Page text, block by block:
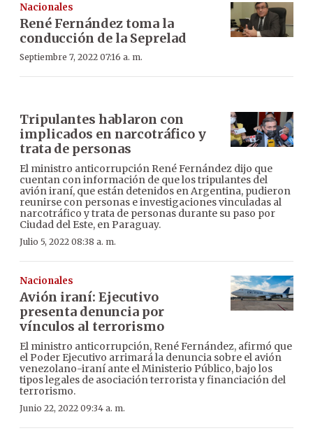
Nacionales
René Fernández toma la
conducción de la Seprelad
Septiembre 7, 2022 07:16 a. m.
Tripulantes hablaron con
implicados en narcotráfico y
trata de personas
El ministro anticorrupción René Fernández dijo que
cuentan con información de que los tripulantes del
avión iraní, que están detenidos en Argentina, pudieron
reunirse con personas e investigaciones vinculadas al
narcotráfico y trata de personas durante su paso por
Ciudad del Este, en Paraguay.
Julio 5, 2022 08:38 a. m.
Nacionales
Avión iraní: Ejecutivo
presenta denuncia por
vínculos al terrorismo
El ministro anticorrupción, René Fernández, afirmó que
el Poder Ejecutivo arrimará la denuncia sobre el avión
venezolano-iraní ante el Ministerio Público, bajo los
tipos legales de asociación terrorista y financiación del
terrorismo.
Junio 22, 2022 09:34 a. m.